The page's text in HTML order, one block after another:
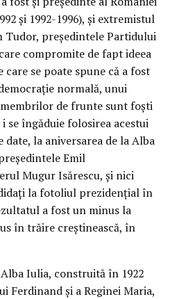
şi 1992-1996), şi extremistul
Tudor, preşedintele Partidului
compromite de fapt ideea
care se poate spune că a fost
normală, unui
de frunte sunt foşti
se îngăduie folosirea acestui
la aniversarea de la Alba
Emil
Mugur Isărescu, şi nici
la fotoliul prezidenţial în
a fost un minus la
în trăire creştinească, în
Iulia, construită în 1922
Ferdinand şi a Reginei Maria,